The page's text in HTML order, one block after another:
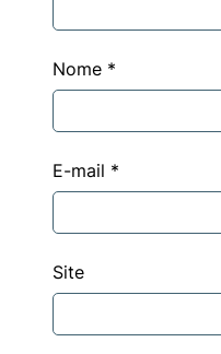
Nome *
E-mail *
Site